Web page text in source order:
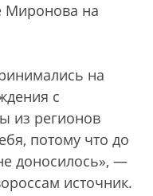
Миронова на
на
с
из регионов
потому что до
доносилось», —
источник.